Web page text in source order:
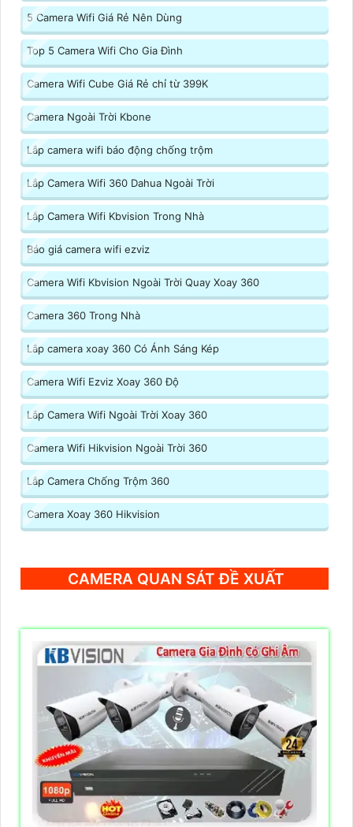
5 Camera Wifi Giá Rẻ Nên Dùng
Top 5 Camera Wifi Cho Gia Đình
Camera Wifi Cube Giá Rẻ chỉ từ 399K
Camera Ngoài Trời Kbone
Lắp camera wifi báo động chống trộm
Lắp Camera Wifi 360 Dahua Ngoài Trời
Lắp Camera Wifi Kbvision Trong Nhà
Báo giá camera wifi ezviz
Camera Wifi Kbvision Ngoài Trời Quay Xoay 360
Camera 360 Trong Nhà
Lắp camera xoay 360 Có Ánh Sáng Kép
Camera Wifi Ezviz Xoay 360 Độ
Lắp Camera Wifi Ngoài Trời Xoay 360
Camera Wifi Hikvision Ngoài Trời 360
Lắp Camera Chống Trộm 360
Camera Xoay 360 Hikvision
CAMERA QUAN SÁT ĐỀ XUẤT